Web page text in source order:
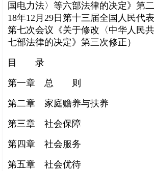
国电力法〉等六部法律的决定》第
18年12月29日第十三届全国人民代
第七次会议《关于修改〈中华人民
七部法律的决定》第三次修正）
目 录
第一章 总 则
第二章 家庭赡养与扶养
第三章 社会保障
第四章 社会服务
第五章 社会优待